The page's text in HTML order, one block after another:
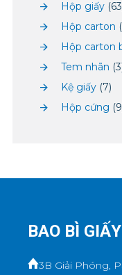
Hộp giấy
Hộp carton
Hộp carton
Tem nhãn
Kệ giấy (7)
Hộp cứng
BAO BÌ
3B Giải Phóng,